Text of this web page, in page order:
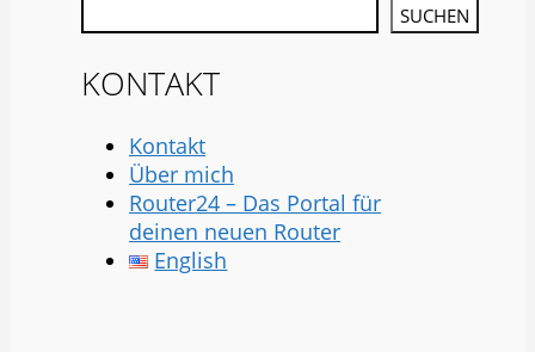
SUCHEN
KONTAKT
Kontakt
Über mich
Router24 – Das Portal für
deinen neuen Router
English